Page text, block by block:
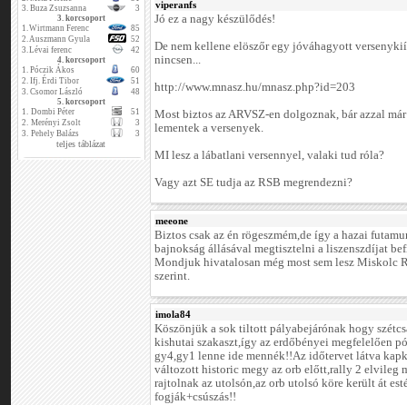
3. Buza Zsuzsanna
3
3. korcsoport
1.Wirtmann Ferenc
85
2.Auszmann Gyula
52
3.Lévai ferenc
42
4. korcsoport
1. Póczik Ákos
60
2. Ifj. Érdi Tibor
51
3. Csomor László
48
5. korcsoport
1. Dombi Péter
51
2. Merényi Zsolt
3
3. Pehely Balázs 3
teljes táblázat
viperanfs
Jó ez a nagy készülődés!
De nem kellene elöszőr egy jóváhagyott
nincsen...
http://www.mnasz.hu/mnasz.php?id=203
Most biztos az ARVSZ-en dolgoznak, bár azzal
lementek a versenyek.
MI lesz a lábatlani versennyel, valaki tud róla?
Vagy azt SE tudja az RSB megrendezni?
meeone
Biztos csak az én rögeszmém,de így a hazai
bajnokság állásával megtisztelni a liszenszdíjat
Mondjuk hivatalosan még most sem lesz Miskolc
szerint.
imola84
Köszönjük a sok tiltott pályabejárónak hogy
kishutai szakaszt,így az erdőbényei megfelelően
gy4,gy1 lenne ide mennék!!Az időtervet látva
változott historic megy az orb előtt,rally 2 elvileg
rajtolnak az utolsón,az orb utolsó köre került át
fogják+csúszás!!